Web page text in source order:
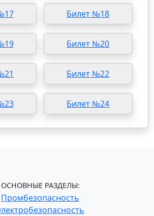
Билет №18
Билет №20
Билет №22
Билет №24
ОСНОВНЫЕ РАЗДЕЛЫ:
Промбезопасность